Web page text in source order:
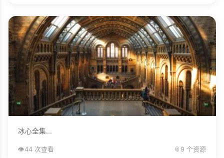
冰心全集...
👁️44 次查看 📎 9 个资源